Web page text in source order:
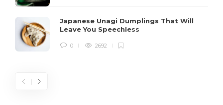
Japanese Unagi Dumplings That Will
Leave You Speechless
0 2692